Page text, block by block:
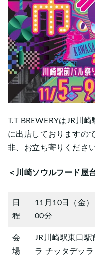
T.T BREWERYはJR川
に出店しておりますの
非、お立ち寄りください
＜ 川崎ソウルフード屋
日
程
11月10日（金
00分
会
場
JR川崎駅東口駅
ラ チッタデッラ